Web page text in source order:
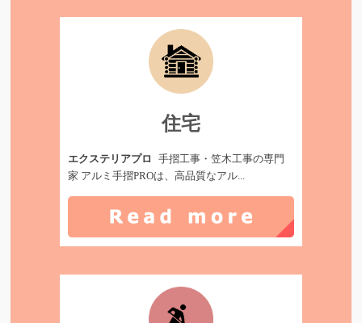
住宅
エクステリアプロ
手摺工事・笠木工事の専門
家 アルミ手摺PROは、高品質なアル...